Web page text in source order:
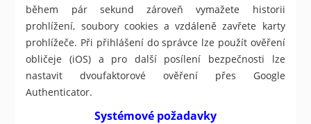
během pár sekund zároveň vymažete historii
prohlížení, soubory cookies a vzdáleně zavřete karty
prohlížeče. Při přihlášení do správce lze použít ověření
obličeje (iOS) a pro další posílení bezpečnosti lze
nastavit dvoufaktorové ověření přes Google
Authenticator.
Systémové požadavky